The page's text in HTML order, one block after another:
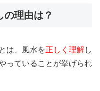
の理由は？
は、風水を正しく理解し
っていることが挙げられ